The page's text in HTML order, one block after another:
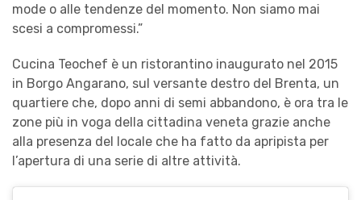
mode o alle tendenze del momento. Non siamo mai
scesi a compromessi.”
Cucina Teochef è un ristorantino inaugurato nel 2015
in Borgo Angarano, sul versante destro del Brenta, un
quartiere che, dopo anni di semi abbandono, è ora tra le
zone più in voga della cittadina veneta grazie anche
alla presenza del locale che ha fatto da apripista per
l’apertura di una serie di altre attività.